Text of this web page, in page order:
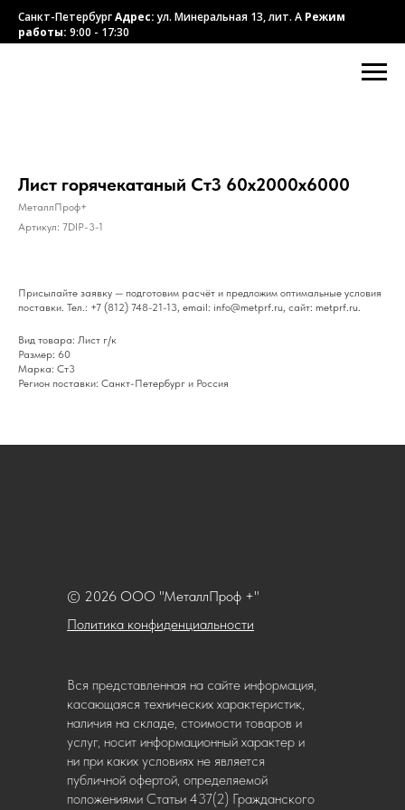
Санкт-ПетербургАдрес:ул. Минеральная 13, лит. А Режим
работы: 9:00 - 17:30
Лист горячекатаный Ст3 60х2000х6000
МеталлПроф+
Артикул: 7DIP-3-1
Присылайте заявку — подготовим расчёт и предложим оптимальные условия
поставки. Тел.: +7 (812) 748-21-13, email: info@metprf.ru, сайт: metprf.ru.
Вид товара: Лист г/к
Размер: 60
Марка: Ст3
Регион поставки: Санкт-Петербург и Россия
Политика конфиденциальности
© 2026 ООО "МеталлПроф +"
Вся представленная на сайте информация,
касающаяся технических характеристик,
наличия на складе, стоимости товаров и
услуг, носит информационный характер и
ни при каких условиях не является
публичной офертой, определяемой
положениями Статьи 437(2) Гражданского